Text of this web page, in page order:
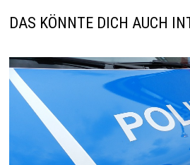
DAS KÖNNTE DICH AUCH